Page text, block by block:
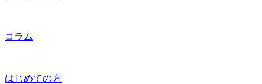
コラム
はじめての方